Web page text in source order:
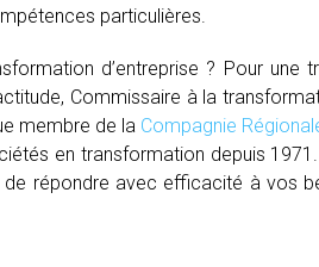
particulières.
d’entreprise ? Pour une
Commissaire à la
membre de la Compagnie
en transformation depuis
répondre avec efficacité à vos